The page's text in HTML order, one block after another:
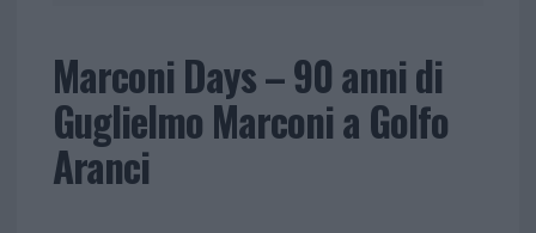
Marconi Days – 90 anni di
Guglielmo Marconi a Golfo
Aranci